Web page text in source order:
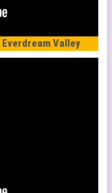
Everdream Valley